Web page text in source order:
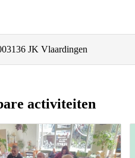
3136 JK Vlaardingen
activiteiten